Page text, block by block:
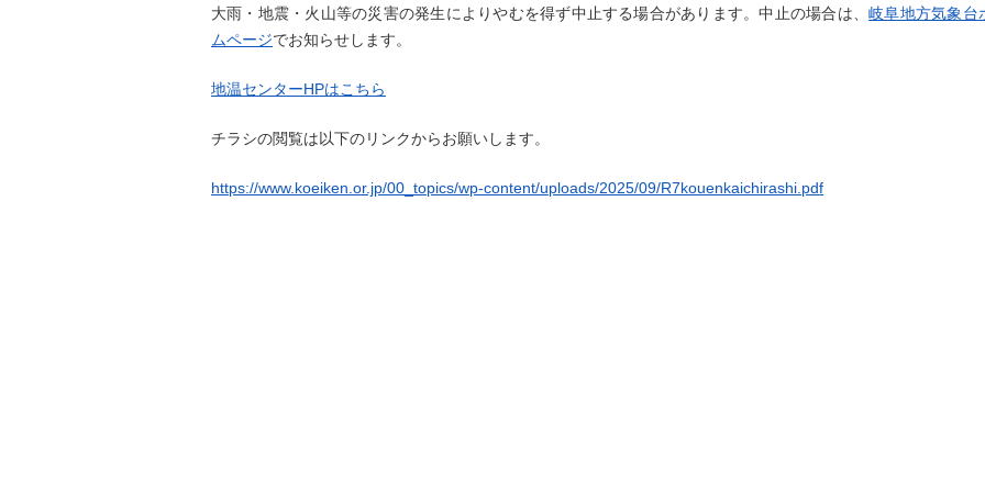
大雨・地震・火山等の災害の発生によりやむを得ず中止する場合があります。中止の場合は、岐阜地方気象台
ムページでお知らせします。
地温センターHPはこちら
チラシの閲覧は以下のリンクからお願いします。
https://www.koeiken.or.jp/00_topics/wp-content/uploads/2025/09/R7kouenkaichirashi.pdf